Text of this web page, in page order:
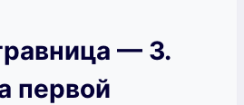
— 3.
первой